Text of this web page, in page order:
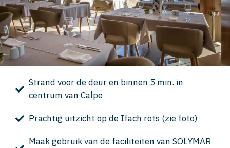
Strand voor de deur en binnen 5 min. in
centrum van Calpe
Prachtig uitzicht op de Ifach rots (zie foto)
Maak gebruik van de faciliteiten van SOLYMAR